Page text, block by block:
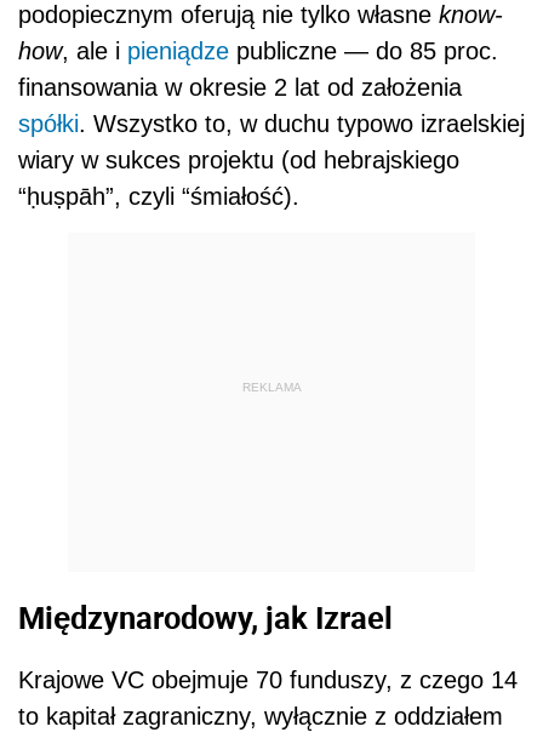
podopiecznym oferują nie tylko własne know-
how, ale i pieniądze publiczne — do 85 proc.
finansowania w okresie 2 lat od założenia
spółki. Wszystko to, w duchu typowo izraelskiej
wiary w sukces projektu (od hebrajskiego
“ḥuṣpāh”, czyli “śmiałość).
REKLAMA
Międzynarodowy, jak Izrael
Krajowe VC obejmuje 70 funduszy, z czego 14
to kapitał zagraniczny, wyłącznie z oddziałem